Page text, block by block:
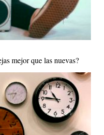
mejor que las nuevas?